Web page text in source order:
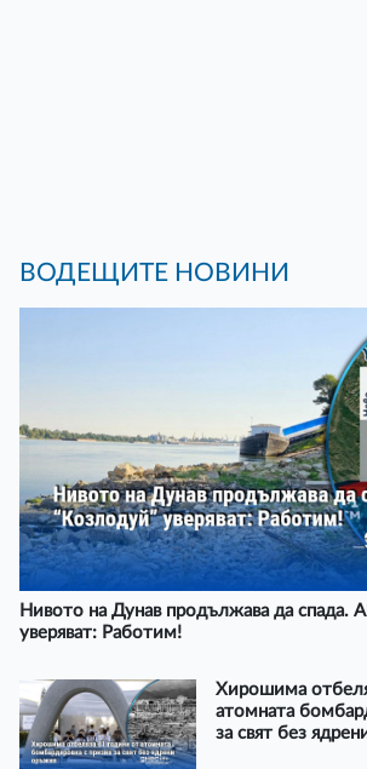
ВОДЕЩИТЕ НОВИНИ
Нивото на Дунав продължава да спада.
уверяват: Работим!
Хирошима
атомната
за свят без